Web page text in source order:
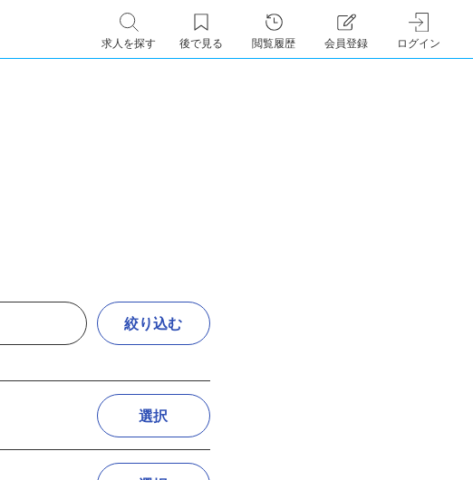
求人を探す 後で見る 閲覧履歴 会員登録 ログイン
絞り込む
選択